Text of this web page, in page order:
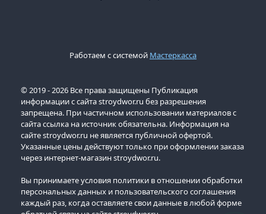
Работаем с системой Мастеркасса
© 2019 - 2026 Все права защищены Публикация
информации с сайта stroydwor.ru без разрешения
запрещена. При частичном использовании материалов с
сайта ссылка на источник обязательна. Информация на
сайте stroydwor.ru не является публичной офертой.
Указанные цены действуют только при оформлении заказа
через интернет-магазин stroydwor.ru.
Вы принимаете условия политики в отношении обработки
персональных данных и пользовательского соглашения
каждый раз, когда оставляете свои данные в любой форме